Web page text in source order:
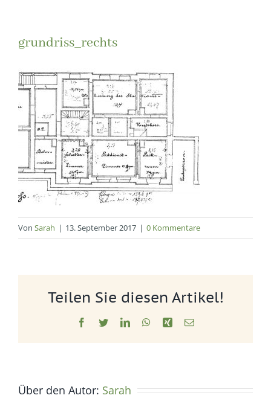
grundriss_rechts
Von Sarah | 13. September 2017 | 0 Kommentare
Teilen Sie diesen Artikel!
Facebook
TwitterLinkedInWhatsApp
Xing E-
Über den Autor: Sarah